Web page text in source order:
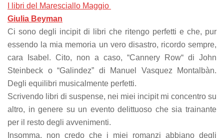
I libri del Maresciallo Maggio
Giulia Beyman
Ci sono degli incipit di libri che ritengo perfetti e che, pur
essendo la mia memoria un vero disastro, ricordo sempre,
cara Isabel. Cito, non a caso, “Cannery Row“ di John
Steinbeck o “Galindez” di Manuel Vasquez Montalbàn.
Degli equilibri musicalmente perfetti.
Scrivendo libri di suspense, nei miei incipit mi concentro su
altro, in genere su un evento delittuoso che sia trainante
per il resto degli avvenimenti.
Insomma, non credo che i miei romanzi abbiano degli